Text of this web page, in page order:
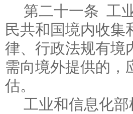
第二十一条 工
民共和国境内收集
律、行政法规有境
需向境外提供的，
估。
工业和信息化